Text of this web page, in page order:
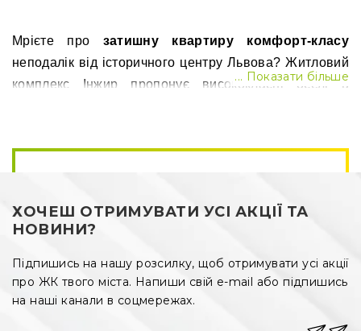
Мрієте про затишну квартиру комфорт-класу
неподалік від історичного центру Львова? Житловий
комплекс Інжир пропонує висококласні оселі в
трикімнатну квартиру для щасливого сімейного
життя.
Про ЖК Інжир
ЖК Інжир будується уШевченківському районі
Львовапо вулиці Брюховецька, 143. Цей район
відзначається своєю мальовничістю та комфортним
розташуванням. Будинок розташований неподалік
... Показати більше
ХОЧЕШ ОТРИМУВАТИ УСІ АКЦІЇ ТА
НОВИНИ?
Підпишись на нашу розсилку, щоб отримувати усі акції
про ЖК твого міста. Напиши свій e-mail або підпишись
на наші канали в соцмережах.